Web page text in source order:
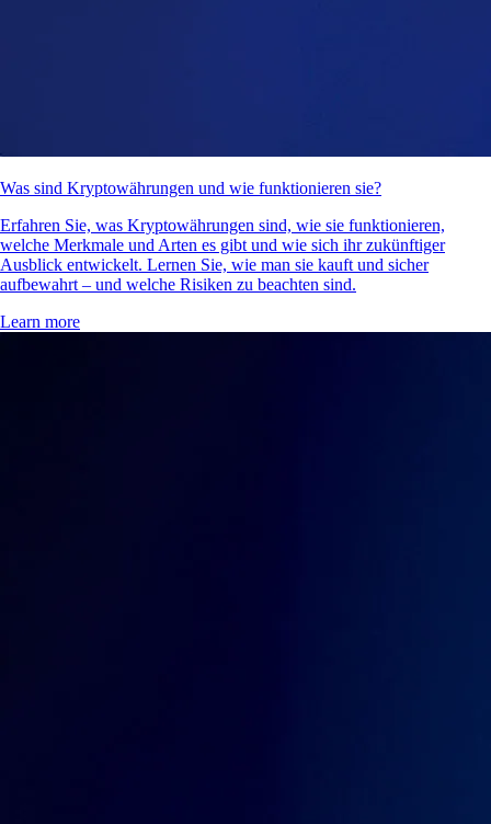
Was sind Kryptowährungen und wie funktionieren sie?
Erfahren Sie, was Kryptowährungen sind, wie sie funktionieren,
welche Merkmale und Arten es gibt und wie sich ihr zukünftiger
Ausblick entwickelt. Lernen Sie, wie man sie kauft und sicher
aufbewahrt – und welche Risiken zu beachten sind.
Learn more